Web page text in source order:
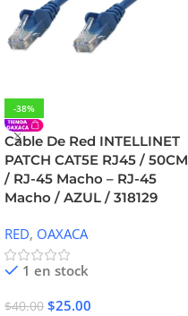
-38%
Cable De Red INTELLINET
PATCH CAT5E RJ45 / 50CM
/ RJ-45 Macho – RJ-45
Macho / AZUL / 318129
RED, OAXACA
1 en stock
$40.00 $25.00